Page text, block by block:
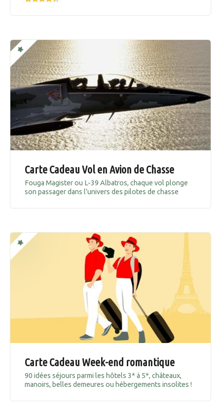
Carte Cadeau Vol en Avion de Chasse
Fouga Magister ou L-39 Albatros, chaque vol plonge
son passager dans l’univers des pilotes de chasse
Carte Cadeau Week-end romantique
90 idées séjours parmi les hôtels 3* à 5*, châteaux,
manoirs, belles demeures ou hébergements insolites !